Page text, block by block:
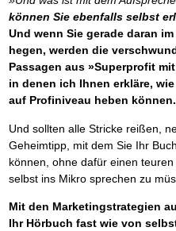
können Sie ebenfalls selbst
Und wenn Sie gerade daran
hegen, werden die
Passagen aus »Superprofit
in denen ich Ihnen erkläre,
auf Profiniveau heben können.
Und sollten alle Stricke reißen,
Geheimtipp, mit dem Sie Ihr
können, ohne dafür einen
selbst ins Mikro sprechen zu
Mit den Marketingstrategien
Ihr Hörbuch fast wie von